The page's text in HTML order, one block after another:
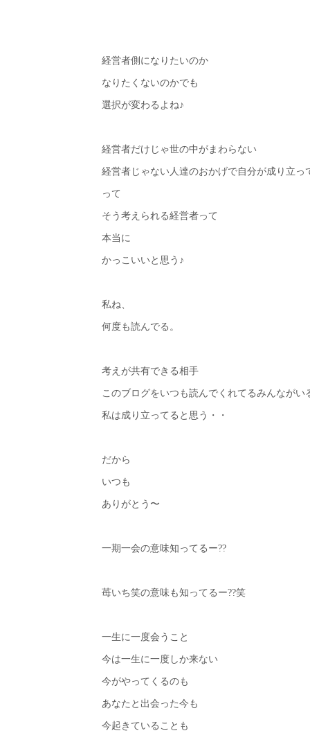
経営者側になりたいのか
なりたくないのかでも
選択が変わるよね♪
経営者だけじゃ世の中がまわらない
経営者じゃない人達のおかげで自分が成り立っ
って
そう考えられる経営者って
本当に
かっこいいと思う♪
私ね、
何度も読んでる。
考えが共有できる相手
このブログをいつも読んでくれてるみんながい
私は成り立ってると思う・・
だから
いつも
ありがとう〜
一期一会の意味知ってるー??
苺いち笑の意味も知ってるー??笑
一生に一度会うこと
今は一生に一度しか来ない
今がやってくるのも
あなたと出会った今も
今起きていることも